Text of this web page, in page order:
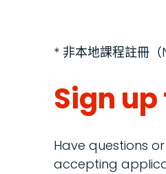
* 非本地課程註冊
Sign
Have questions
accepting